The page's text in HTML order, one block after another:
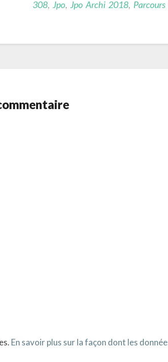
308, Jpo, Jpo Archi 2018,
En savoir plus sur la façon dont les